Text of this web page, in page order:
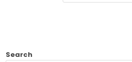
Search